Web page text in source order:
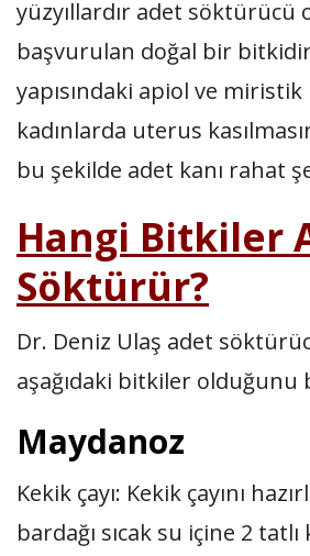
yüzyıllardır adet söktürücü
başvurulan doğal bir
yapısındaki apiol ve
kadınlarda uterus
bu şekilde adet kanı rahat
Hangi Bitkiler
Söktürür?
Dr. Deniz Ulaş adet
aşağıdaki bitkiler
Maydanoz
Kekik çayı: Kekik çayını
bardağı sıcak su içine 2 tatlı